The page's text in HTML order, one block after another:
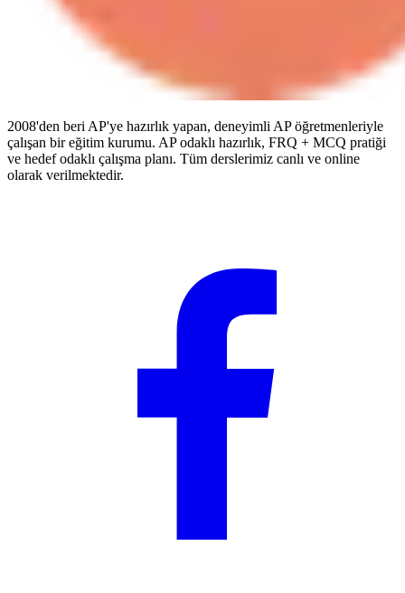
2008'den beri AP'ye hazırlık yapan, deneyimli AP öğretmenleriyle
çalışan bir eğitim kurumu. AP odaklı hazırlık, FRQ + MCQ pratiği
ve hedef odaklı çalışma planı. Tüm derslerimiz canlı ve online
olarak verilmektedir.